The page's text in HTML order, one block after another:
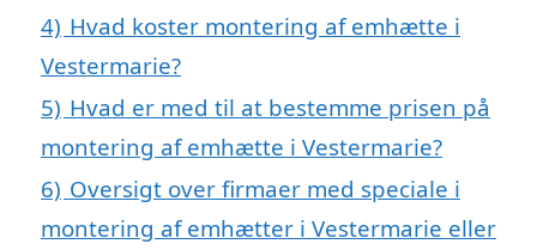
4) Hvad koster montering af emhætte i
Vestermarie?
5) Hvad er med til at bestemme prisen på
montering af emhætte i Vestermarie?
6) Oversigt over firmaer med speciale i
montering af emhætter i Vestermarie eller